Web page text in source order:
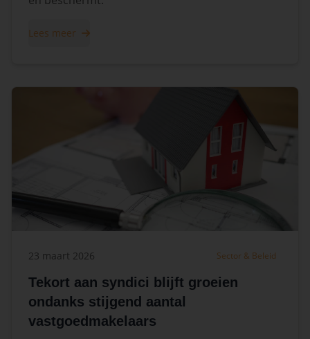
Lees meer
23 maart 2026 Sector & Beleid
Tekort aan syndici blijft groeien
ondanks stijgend aantal
vastgoedmakelaars